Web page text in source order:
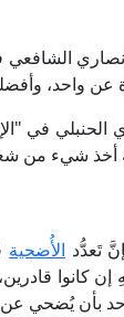
واحد،
شيء من
تَعدُّد الأُضحية
إن كانوا
بأن يُضحي عن